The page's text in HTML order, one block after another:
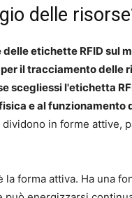
delle
etichette RFID sul
il tracciamento delle
scegliessi l'etichetta
e al funzionamento
dividono in forme attive,
la forma attiva. Ha una